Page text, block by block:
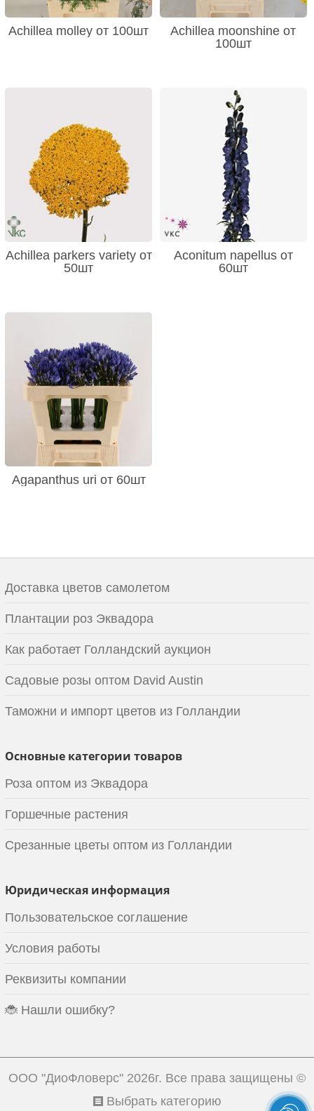
Achillea molley от 100шт
Achillea moonshine от
100шт
Achillea parkers variety от
50шт
Aconitum napellus от
60шт
Agapanthus uri от 60шт
Доставка цветов самолетом
Плантации роз Эквадора
Как работает Голландский аукцион
Садовые розы оптом David Austin
Таможни и импорт цветов из Голландии
Основные категории товаров
Роза оптом из Эквадора
Горшечные растения
Срезанные цветы оптом из Голландии
Юридическая информация
Пользовательское соглашение
Условия работы
Реквизиты компании
🐞 Нашли ошибку?
ООО "ДиоФловерс" 2026г. Все права защищены ©
Выбрать категорию